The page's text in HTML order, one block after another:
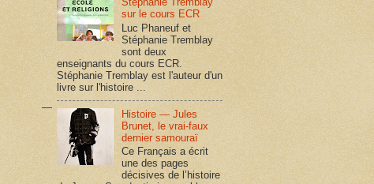
sur le cours ECR
Luc Phaneuf et
Stéphanie Tremblay
sont deux
enseignants du cours ECR.
Stéphanie Tremblay est l'auteur d'un
livre sur l'histoire ...
Histoire — Jules
Brunet, le vrai-faux
dernier samouraï
Ce Français a écrit
une des pages
décisives de l’histoire